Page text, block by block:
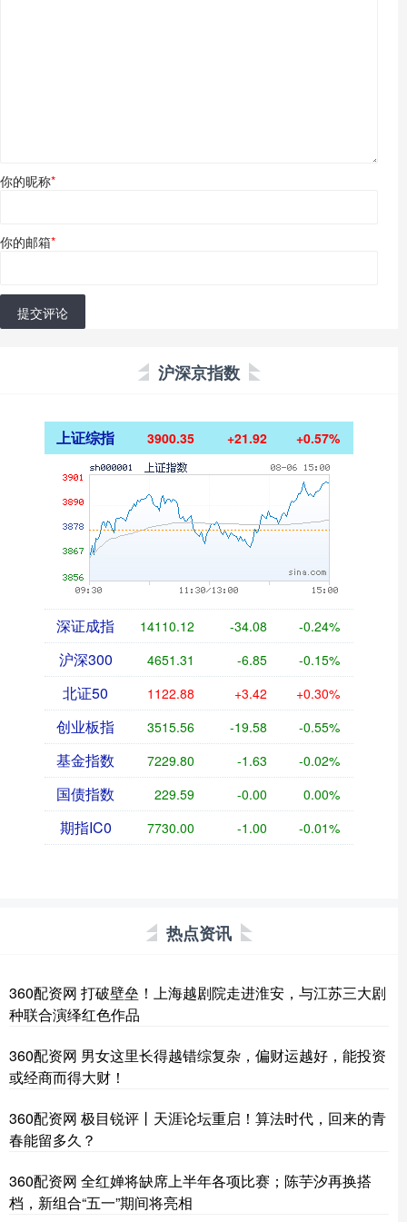
你的昵称*
你的邮箱*
提交评论
沪深京指数
上证综指 3900.35 +21.92 +0.57%
深证成指 14110.12 -34.08 -0.24%
沪深300 4651.31 -6.85 -0.15%
北证50 1122.88 +3.42 +0.30%
创业板指 3515.56 -19.58 -0.55%
基金指数 7229.80 -1.63 -0.02%
国债指数 229.59 -0.00 0.00%
期指IC0 7730.00 -1.00 -0.01%
热点资讯
360配资网 打破壁垒！上海越剧院走进淮安，与江苏三大剧
种联合演绎红色作品
360配资网 男女这里长得越错综复杂，偏财运越好，能投资
或经商而得大财！
360配资网 极目锐评丨天涯论坛重启！算法时代，回来的青
春能留多久？
360配资网 全红婵将缺席上半年各项比赛；陈芋汐再换搭
档，新组合“五一”期间将亮相